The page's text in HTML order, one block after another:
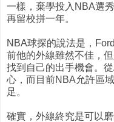
一樣，棄學投入NBA選
再留校拼一年。
NBA球探的說法是，
前他的外線雖然不佳，
找到自己的出手機會。
心，而目前NBA允許區
足。
確實，外線終究是可以